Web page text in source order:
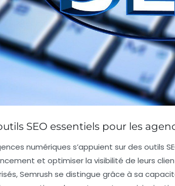
SEO essentiels pour les
numériques s’appuient sur des outils
et optimiser la visibilité de leurs
Semrush se distingue grâce à sa